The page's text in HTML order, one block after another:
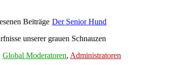
Der Senior Hund
unserer grauen Schnauzen
Global Moderatoren, Administratoren